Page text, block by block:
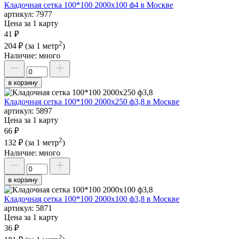
Кладочная сетка 100*100 2000х100 ф4 в Москве
артикул: 7977
Цена за 1 карту
41 ₽
204 ₽ (за 1 метр2)
Наличие: много
в корзину
Кладочная сетка 100*100 2000х250 ф3,8 в Москве
артикул: 5897
Цена за 1 карту
66 ₽
132 ₽ (за 1 метр2)
Наличие: много
в корзину
Кладочная сетка 100*100 2000х100 ф3,8 в Москве
артикул: 5871
Цена за 1 карту
36 ₽
2